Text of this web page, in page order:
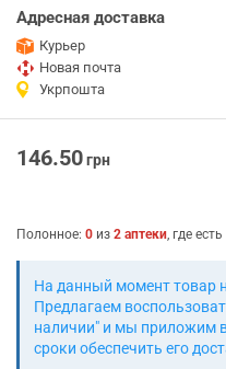
Адресная доставка
Курьер
Новая почта
Укрпошта
146.50грн
Полонное: 0 из 2 аптеки, где есть
На данный момент товар
Предлагаем
наличии" и мы приложим
сроки обеспечить его